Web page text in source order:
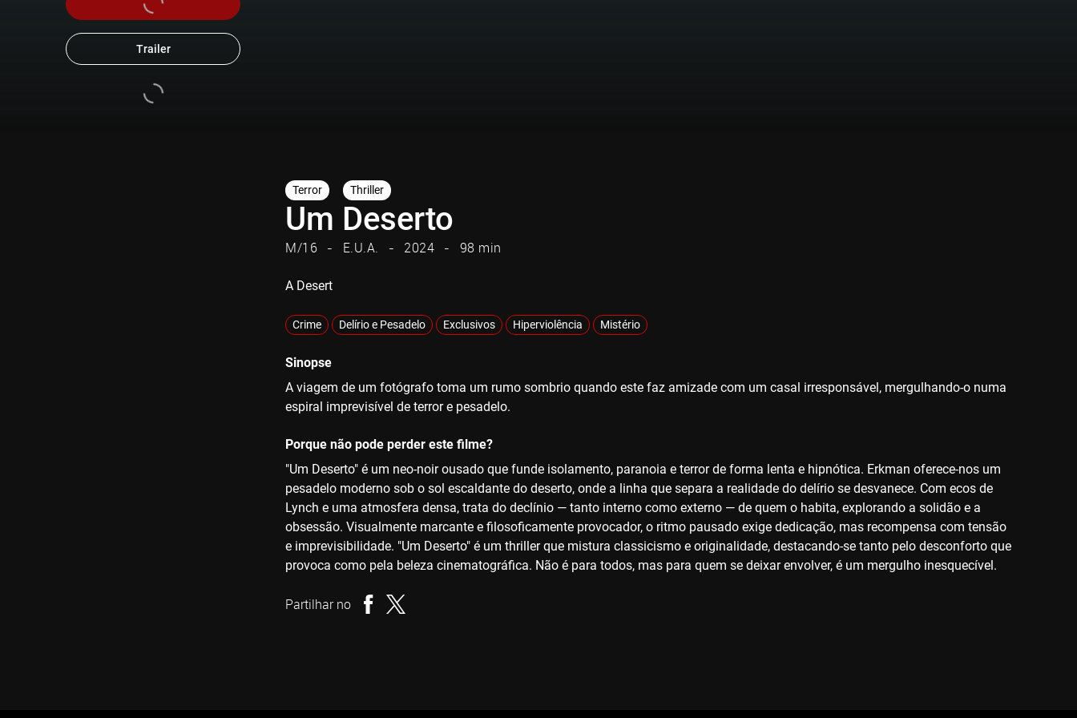
Trailer
Terror Thriller
Um Deserto
M/16 E.U.A. 2024 98 min
A Desert
Crime Delírio e Pesadelo Exclusivos Hiperviolência Mistério
Sinopse
A viagem de um fotógrafo toma um rumo sombrio quando este faz amizade com um casal irresponsável, mergulhando-o numa
espiral imprevisível de terror e pesadelo.
Porque não pode perder este filme?
"Um Deserto" é um neo-noir ousado que funde isolamento, paranoia e terror de forma lenta e hipnótica. Erkman oferece-nos um
pesadelo moderno sob o sol escaldante do deserto, onde a linha que separa a realidade do delírio se desvanece. Com ecos de
Lynch e uma atmosfera densa, trata do declínio — tanto interno como externo — de quem o habita, explorando a solidão e a
obsessão. Visualmente marcante e filosoficamente provocador, o ritmo pausado exige dedicação, mas recompensa com tensão
e imprevisibilidade. "Um Deserto" é um thriller que mistura classicismo e originalidade, destacando-se tanto pelo desconforto que
provoca como pela beleza cinematográfica. Não é para todos, mas para quem se deixar envolver, é um mergulho inesquecível.
Partilhar no